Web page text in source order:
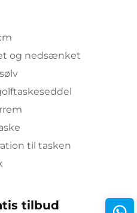
og nedsænket
til tasken
tilbud